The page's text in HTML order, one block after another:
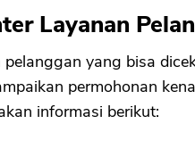
Layanan
yang bisa
permohonan
informasi berikut: